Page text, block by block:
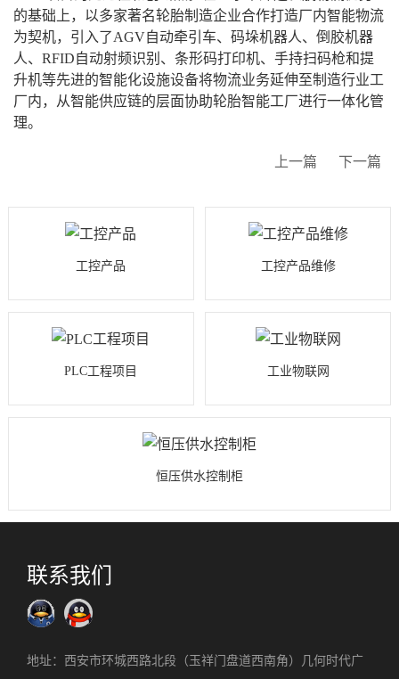
的基础上，以多家著名轮胎制造企业合作打造厂内智能物流
为契机，引入了AGV自动牵引车、码垛机器人、倒胶机器
人、RFID自动射频识别、条形码打印机、手持扫码枪和提
升机等先进的智能化设施设备将物流业务延伸至制造行业工
厂内，从智能供应链的层面协助轮胎智能工厂进行一体化管
理。
上一篇 下一篇
工控产品 工控产品维修
PLC工程项目 工业物联网
恒压供水控制柜
联系我们
地址：西安市环城西路北段（玉祥门盘道西南角）几何时代广